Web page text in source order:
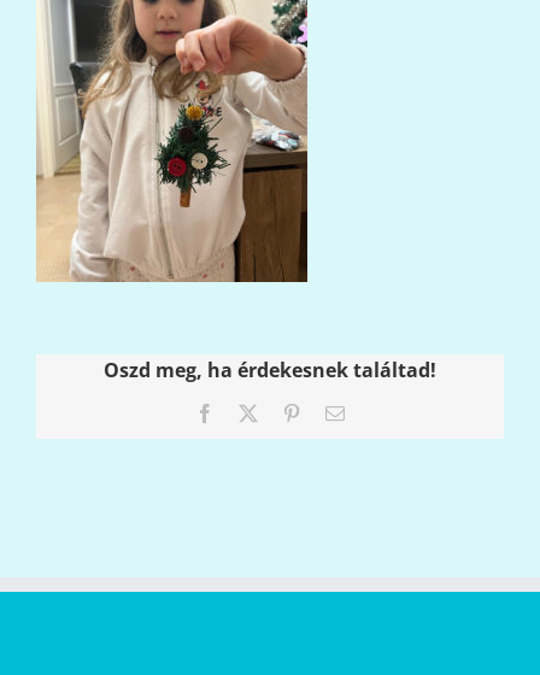
Oszd meg, ha érdekesnek találtad!
Facebook PinterestEmail: